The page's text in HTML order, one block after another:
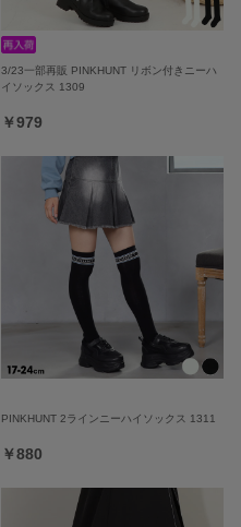
3/23一部再販 PINKHUNT リボン付きニーハ
イソックス 1309
￥979
PINKHUNT 2ラインニーハイソックス 1311
￥880